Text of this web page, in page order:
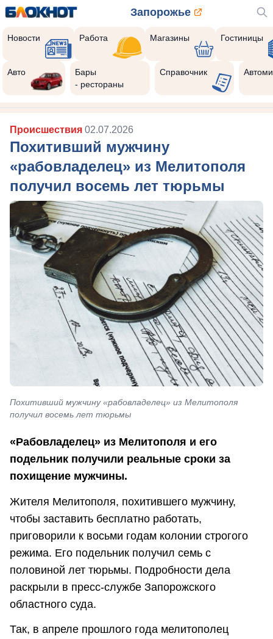
Запорожье
Новости Работа Магазины Гостиницы
Авто
Бары
- рестораны
Справочник
Происшествия 02.07.2026
Похитивший мужчину
«рабовладелец» из Мелитополя
получил восемь лет тюрьмы
Похитивший мужчину «рабовладелец» из Мелитополя
получил восемь лет тюрьмы
«Рабовладелец» из Мелитополя и его
подельник получили реальные сроки за
похищение мужчины.
Жителя Мелитополя, похитившего мужчину,
чтобы заставить бесплатно работать,
приговорили к восьми годам колонии строгого
режима. Его подельник получил семь с
половиной лет тюрьмы. Подробности дела
раскрыли в пресс-службе Запорожского
областного суда.
Так, в апреле прошлого года мелитополец